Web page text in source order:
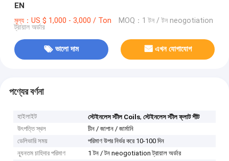
EN
মূল্য：US $ 1,000 - 3,000 / Ton MOQ：1 টন / টন neogotiation
ট্রায়াল অর্ডার
ভালো দাম এখন যোগাযোগ
পণ্যের বর্ণনা
হাইলাইট স্টেইনলেস স্টীল Coils,স্টেইনলেস স্টীল ফ্লাট শীট
উৎপত্তি স্থল
চীন / জাপান / জার্মানি
ডেলিভারি সময়
পরিমাণ উপর নির্ভর করে 10-100 দিন
ন্যূনতম চাহিদার পরিমাণ
1 টন / টন neogotiation ট্রায়াল অর্ডার